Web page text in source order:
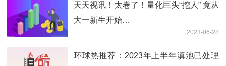
天天视讯！太卷了！量化巨头“挖人” 竟从
大一新生开始…
2023-06-28
环球热推荐：2023年上半年滇池已处理